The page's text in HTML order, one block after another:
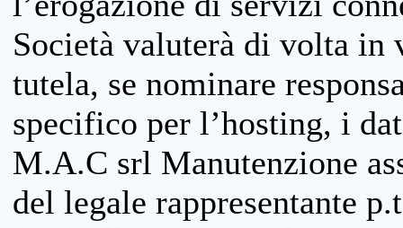
Società valuterà di volta in
tutela, se nominare
specifico per l’hosting, i
M.A.C srl Manutenzione
del legale rappresentante